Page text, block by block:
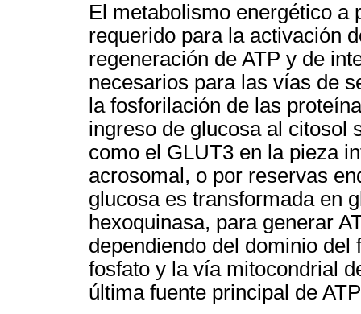
El metabolismo energético a
requerido para la activación
regeneración de ATP y de
necesarios para las vías de
la fosforilación de las
ingreso de glucosa al citosol
como el GLUT3 en la pieza
acrosomal, o por reservas
glucosa es transformada en
hexoquinasa, para generar
dependiendo del dominio
fosfato y la vía mitocondrial
última fuente principal de